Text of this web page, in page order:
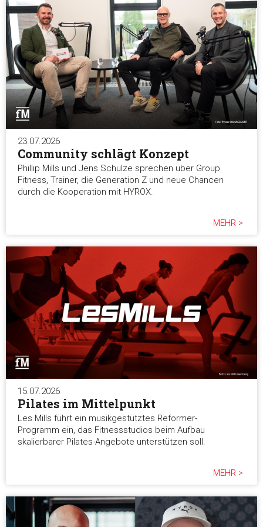
Statistiken
Marketing
Alle akzeptieren
Alle ablehnen
23.07.2026
Community schlägt Konzept
Phillip Mills und Jens Schulze sprechen über Group
Fitness, Trainer, die Generation Z und neue Chancen
durch die Kooperation mit HYROX.
MEHR >
15.07.2026
Pilates im Mittelpunkt
Les Mills führt ein musikgestütztes Reformer-
Programm ein, das Fitnessstudios beim Aufbau
skalierbarer Pilates-Angebote unterstützen soll.
MEHR >